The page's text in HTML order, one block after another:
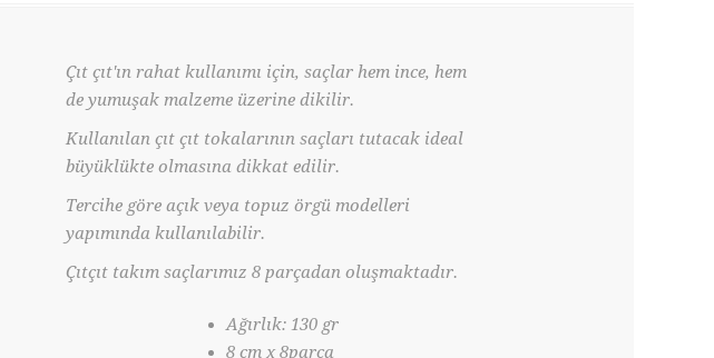
Çıt çıt'ın rahat kullanımı için, saçlar hem ince, hem
de yumuşak malzeme üzerine dikilir.
Kullanılan çıt çıt tokalarının saçları tutacak ideal
büyüklükte olmasına dikkat edilir.
Tercihe göre açık veya topuz örgü modelleri
yapımında kullanılabilir.
Çıtçıt takım saçlarımız 8 parçadan oluşmaktadır.
Ağırlık: 130 gr
8 cm x 8parça